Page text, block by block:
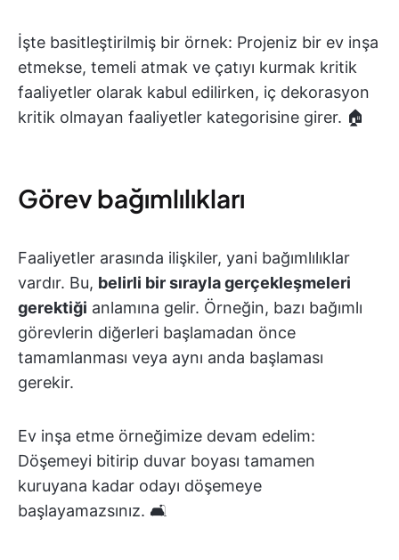
İşte basitleştirilmiş bir örnek: Projeniz bir ev inşa
etmekse, temeli atmak ve çatıyı kurmak kritik
faaliyetler olarak kabul edilirken, iç dekorasyon
kritik olmayan faaliyetler kategorisine girer. 🏠
Görev bağımlılıkları
Faaliyetler arasında ilişkiler, yani bağımlılıklar
vardır. Bu, belirli bir sırayla gerçekleşmeleri
gerektiği anlamına gelir. Örneğin, bazı bağımlı
görevlerin diğerleri başlamadan önce
tamamlanması veya aynı anda başlaması
gerekir.
Ev inşa etme örneğimize devam edelim:
Döşemeyi bitirip duvar boyası tamamen
kuruyana kadar odayı döşemeye
başlayamazsınız. 🛋️